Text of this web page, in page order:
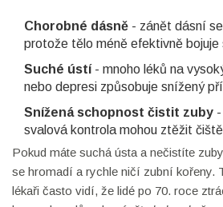
Chorobné dásně - zánět dásní
protože tělo méně efektivně bojuje
Suché ústí- mnoho léků na
nebo depresi způsobuje snížený
Snížená schopnost čistit zuby
svalová kontrola mohou ztěžit
Pokud máte suchá ústa a nečistíte
se hromadí a rychle ničí zubní kořeny.
lékaři často vidí, že lidé po 70. roce